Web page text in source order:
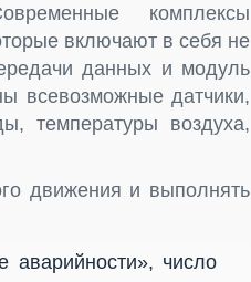
комплексы
включают в себя не
данных и модуль
всевозможные датчики,
температуры воздуха,
движения и выполнять
аварийности», число